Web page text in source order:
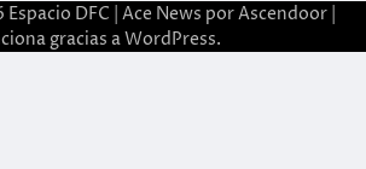
Espacio DFC | Ace News porAscendoor
gracias aWordPress.